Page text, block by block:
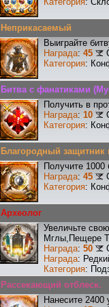
Неприкасаемый
Выиграйте
Награда: 45
Категория:
Битва с фанатиками
Получить в
Награда: 10
Категория:
Благородный защитник
Получите 1000
Награда: 45
Категория:
Археолог
Увеличьте
Мглы,Пещере
Награда: 50
Награда:
Категория:
Рассекающий отблеск.
Нанесите 2400